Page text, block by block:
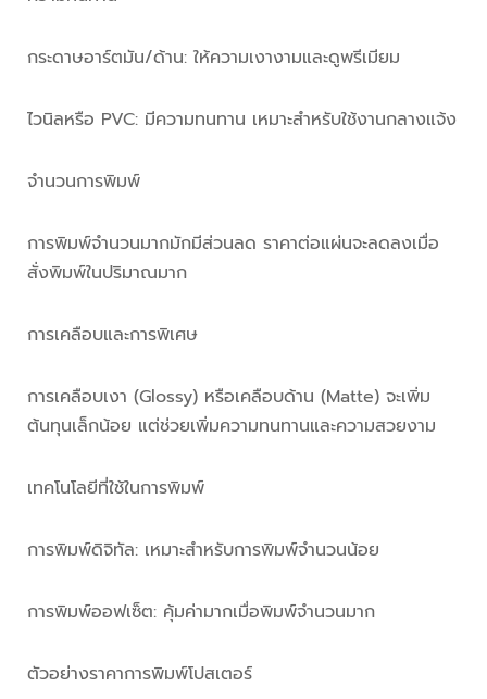
กระดาษอาร์ตมัน/ด้าน: ให้ความเงางามและดูพรีเมียม
ไวนิลหรือ PVC: มีความทนทาน เหมาะสำหรับใช้งานกลางแจ้ง
จำนวนการพิมพ์
การพิมพ์จำนวนมากมักมีส่วนลด ราคาต่อแผ่นจะลดลงเมื่อ
สั่งพิมพ์ในปริมาณมาก
การเคลือบและการพิเศษ
การเคลือบเงา (Glossy) หรือเคลือบด้าน (Matte) จะเพิ่ม
ต้นทุนเล็กน้อย แต่ช่วยเพิ่มความทนทานและความสวยงาม
เทคโนโลยีที่ใช้ในการพิมพ์
การพิมพ์ดิจิทัล: เหมาะสำหรับการพิมพ์จำนวนน้อย
การพิมพ์ออฟเซ็ต: คุ้มค่ามากเมื่อพิมพ์จำนวนมาก
ตัวอย่างราคาการพิมพ์โปสเตอร์